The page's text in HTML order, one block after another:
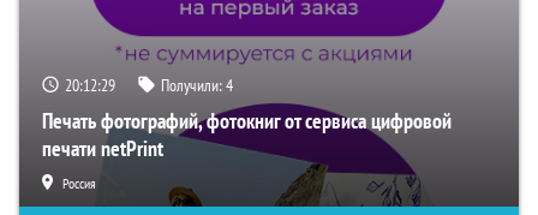
20:12:28 Получили:4
Печать фотографий, фотокниг от сервиса цифровой
печати netPrint
Россия